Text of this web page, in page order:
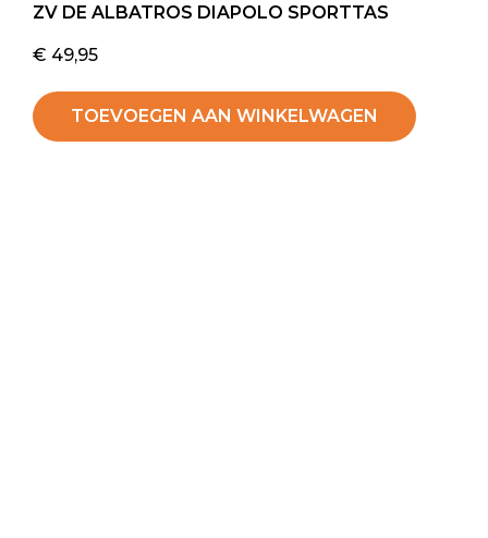
ZV DE ALBATROS DIAPOLO SPORTTAS
€ 49,95
TOEVOEGEN AAN WINKELWAGEN